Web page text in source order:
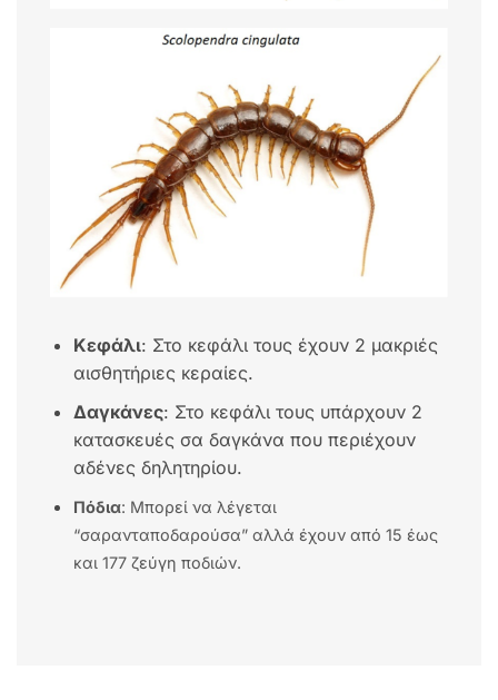
Κεφάλι: Στο κεφάλι τους έχουν 2 μακριές
αισθητήριες κεραίες.
Δαγκάνες: Στο κεφάλι τους υπάρχουν 2
κατασκευές σα δαγκάνα που περιέχουν
αδένες δηλητηρίου.
Πόδια: Μπορεί να λέγεται
“σαρανταποδαρούσα” αλλά έχουν από 15 έως
και 177 ζεύγη ποδιών.